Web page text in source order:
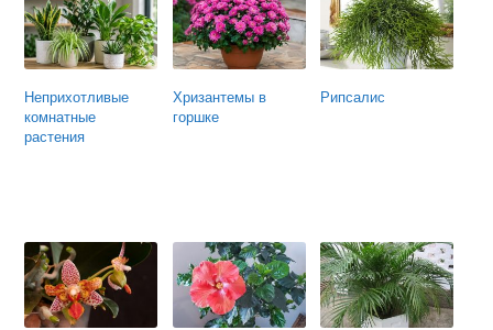
Неприхотливые
комнатные
растения
Хризантемы в
горшке
Рипсалис